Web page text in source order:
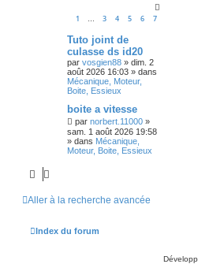
1 … 3 4 5 6 7
Tuto joint de
culasse ds id20
par vosgien88 » dim. 2
août 2026 16:03 » dans
Mécanique, Moteur,
Boite, Essieux
boite a vitesse
par norbert.11000 »
sam. 1 août 2026 19:58
» dans Mécanique,
Moteur, Boite, Essieux
Aller à la recherche avancée
Index du forum